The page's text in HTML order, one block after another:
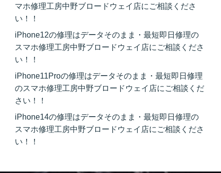
マホ修理工房中野ブロードウェイ店にご相談くださ
い！！
iPhone12の修理はデータそのまま・最短即日修理の
スマホ修理工房中野ブロードウェイ店にご相談くださ
い！！
iPhone11Proの修理はデータそのまま・最短即日修理
のスマホ修理工房中野ブロードウェイ店にご相談くだ
さい！！
iPhone14の修理はデータそのまま・最短即日修理の
スマホ修理工房中野ブロードウェイ店にご相談くださ
い！！